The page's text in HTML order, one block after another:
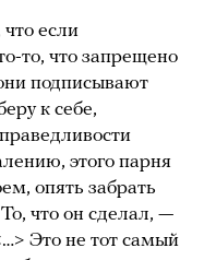
если
то, что запрещено
подписывают
к себе,
этого парня
опять забрать
что он сделал, —
Это не тот самый